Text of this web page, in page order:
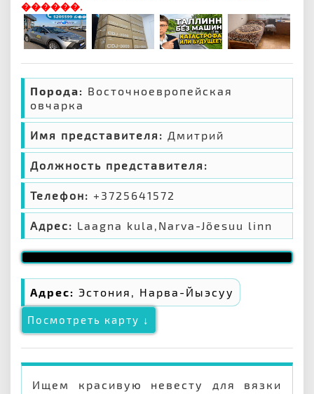
������.
Порода: Восточноевропейская
овчарка
Имя представителя: Дмитрий
Должность представителя:
Телефон: +3725641572
Адрес: Laagna kula,Narva-Jõesuu linn
Адрес: Эстония, Нарва-Йыэсуу
Посмотреть карту ↓
Ищем красивую невесту для вязки